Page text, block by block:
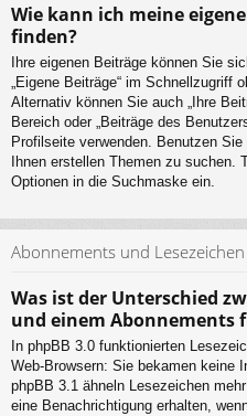
Wie kann ich meine
finden?
Ihre eigenen Beiträge können Sie
„Eigene Beiträge“ im Schnellzugriff
Alternativ können Sie auch „Ihre
Bereich oder „Beiträge des
Profilseite verwenden. Benutzen
Ihnen erstellen Themen zu suchen.
Optionen in die Suchmaske ein.
Abonnements und Lesezeichen
Was ist der Unterschied
und einem Abonnements
In phpBB 3.0 funktionierten
Web-Browsern: Sie bekamen keine
phpBB 3.1 ähneln Lesezeichen
eine Benachrichtigung erhalten,